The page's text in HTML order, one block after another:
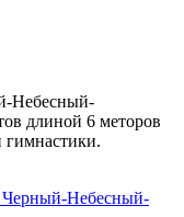
Небесный-
длиной 6 меторов
гимнастики.